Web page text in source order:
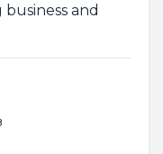
and